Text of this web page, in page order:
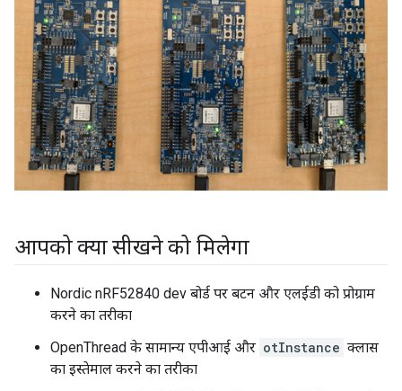
आपको क्या सीखने को मिलेगा
Nordic nRF52840 dev बोर्ड पर बटन और एलईडी को प्रोग्राम
करने का तरीका
OpenThread के सामान्य एपीआई और otInstance क्लास
का इस्तेमाल करने का तरीका